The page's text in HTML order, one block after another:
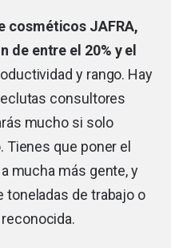
cosméticos JAFRA,
de entre el 20% y el
y rango. Hay
consultores
mucho si solo
que poner el
mucha más gente, y
de trabajo o